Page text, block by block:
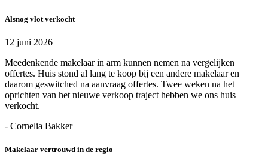
Alsnog vlot verkocht
12 juni 2026
Meedenkende makelaar in arm kunnen nemen na vergelijken
offertes. Huis stond al lang te koop bij een andere makelaar en
daarom geswitched na aanvraag offertes. Twee weken na het
oprichten van het nieuwe verkoop traject hebben we ons huis
verkocht.
- Cornelia Bakker
Makelaar vertrouwd in de regio